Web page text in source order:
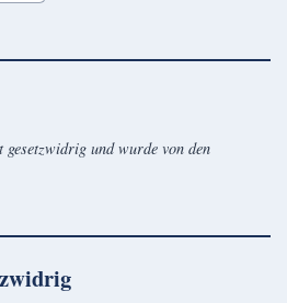
gesetzwidrig und wurde von den